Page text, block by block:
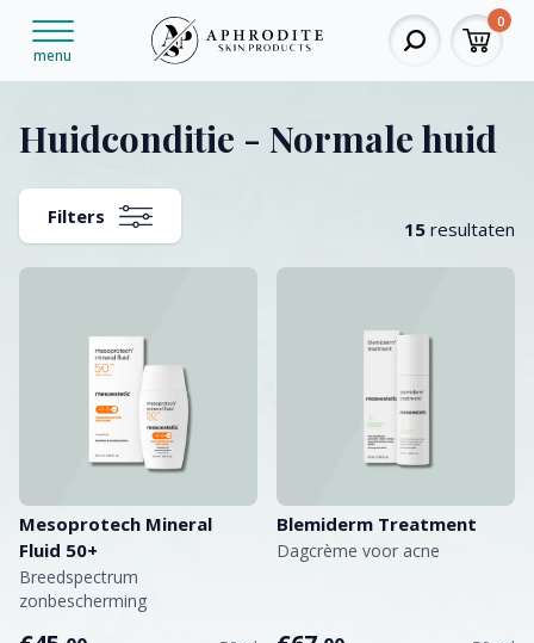
menu
0
Huidconditie - Normale huid
Filters
15 resultaten
Mesoprotech Mineral
Fluid 50+
Breedspectrum
zonbescherming
Blemiderm Treatment
Dagcrème voor acne